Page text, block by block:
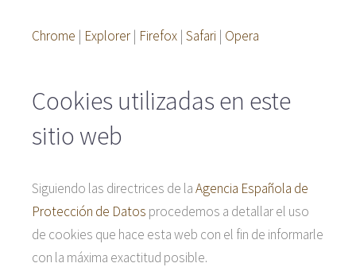
Chrome | Explorer | Firefox | Safari | Opera
Cookies utilizadas en este
sitio web
Siguiendo las directrices de laAgencia Española de
Protección de Datos procedemos a detallar el uso
de cookies que hace esta web con el fin de informarle
con la máxima exactitud posible.